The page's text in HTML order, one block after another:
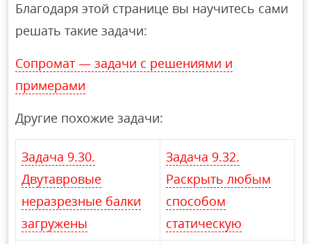
Благодаря этой странице вы научитесь сами
решать такие задачи:
Сопромат — задачи с решениями и
примерами
Другие похожие задачи:
Задача 9.30.
Двутавровые
неразрезные балки
загружены
Задача 9.32.
Раскрыть любым
способом
статическую